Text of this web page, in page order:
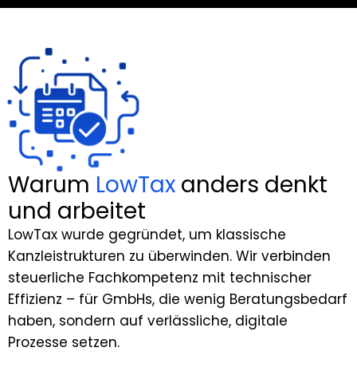
Warum LowTax anders denkt
und arbeitet
LowTax wurde gegründet, um klassische
Kanzleistrukturen zu überwinden. Wir verbinden
steuerliche Fachkompetenz mit technischer
Effizienz – für GmbHs, die wenig Beratungsbedarf
haben, sondern auf verlässliche, digitale
Prozesse setzen.